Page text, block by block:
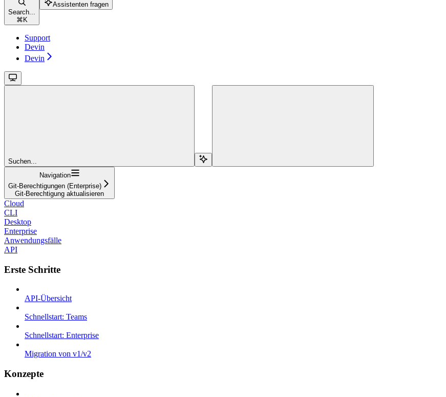
Search...
⌘ K
Assistenten fragen
Support
Devin
Devin
Suchen...
Navigation
Git-Berechtigungen (Enterprise)
Git-Berechtigung aktualisieren
Cloud
CLI
Desktop
Enterprise
Anwendungsfälle
API
Erste Schritte
API-Übersicht
Schnellstart: Teams
Schnellstart: Enterprise
Migration von v1/v2
Konzepte